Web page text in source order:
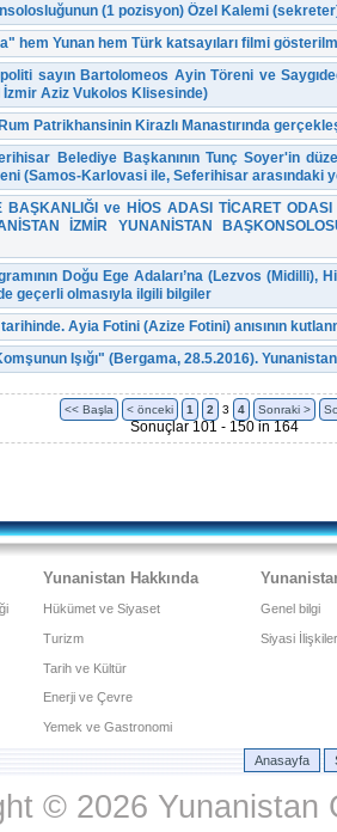
(1 pozisyon) Özel Kalemi (sekreter)
hem Yunan hem Türk katsayıları filmi
sayın Bartolomeos Ayin Töreni ve
Aziz Vukolos Klisesinde)
Patrikhansinin Kirazlı Manastırında
Belediye Başkanının Tunç Soyer'in
(Samos-Karlovasi ile, Seferihisar arasındaki
BAŞKANLIĞI ve HİOS ADASI TİCARET
İZMİR YUNANİSTAN
Doğu Ege Adaları’na (Lezvos (Midilli),
geçerli olmasıyla ilgili bilgiler
Ayia Fotini (Azize Fotini) anısının
Işığı" (Bergama, 28.5.2016).
<< Başla < önceki 1 2 3 4 Sonraki >
Sonuçlar 101 - 150 in 164
Yunanistan Hakkında
Hükümet ve Siyaset
Turizm
Tarih ve Kültür
Enerji ve Çevre
Yemek ve Gastronomi
Genel bilgi
Siyasi İlişkiler
Anasayfa
© 2026 Yunanistan